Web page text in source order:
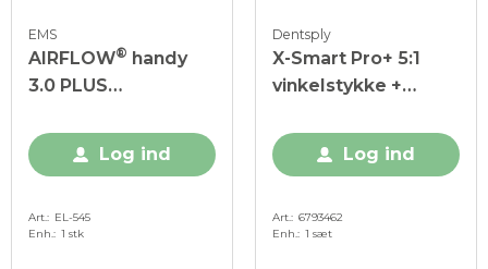
EMS
AIRFLOW® handy
3.0 PLUS
stk.
Log ind
Art.
EL-545
Enh.
1 stk
Dentsply
X-Smart Pro+ 5:1
vinkelstykke +
håndstykke, Sæt
Log ind
Art.
6793462
Enh.
1 sæt